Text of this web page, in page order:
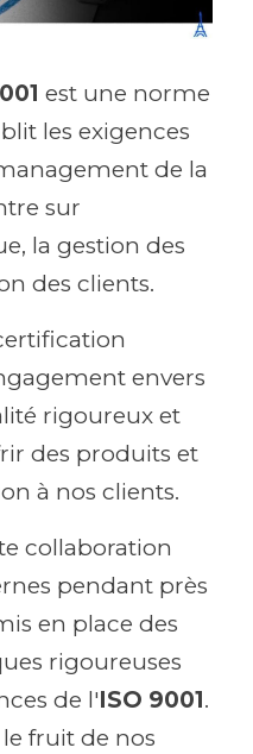
est une norme
les exigences
de la
sur
la gestion des
des clients.
envers
rigoureux et
des produits et
à nos clients.
collaboration
pendant près
en place des
rigoureuses
de l'ISO 9001.
fruit de nos